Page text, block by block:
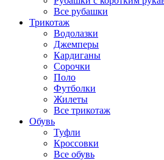
Все рубашки
Трикотаж
Водолазки
Джемперы
Кардиганы
Сорочки
Поло
Футболки
Жилеты
Все трикотаж
Обувь
Туфли
Кроссовки
Все обувь